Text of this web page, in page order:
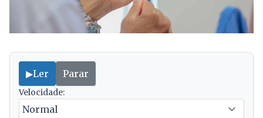
▶Ler Parar
Velocidade: